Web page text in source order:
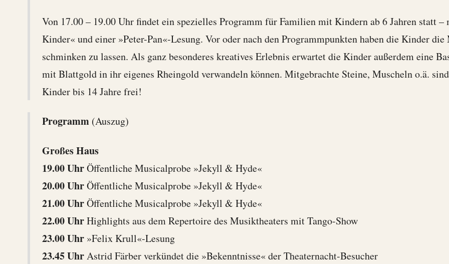
Von 17.00 – 19.00 Uhr findet ein spezielles Programm für Familien mit Kindern ab 6 Jahren statt
Kinder« und einer »Peter-Pan«-Lesung. Vor oder nach den Programmpunkten haben die Kinder
schminken zu lassen. Als ganz besonderes kreatives Erlebnis erwartet die Kinder außerdem eine
mit Blattgold in ihr eigenes Rheingold verwandeln können. Mitgebrachte Steine, Muscheln o.ä.
Kinder bis 14 Jahre frei!
Programm (Auszug)
Großes Haus
19.00 UhrÖffentliche Musicalprobe »Jekyll & Hyde«
20.00 UhrÖffentliche Musicalprobe »Jekyll & Hyde«
21.00 UhrÖffentliche Musicalprobe »Jekyll & Hyde«
22.00 UhrHighlights aus dem Repertoire des Musiktheaters mit Tango-Show
23.00 Uhr »Felix Krull«-Lesung
23.45 UhrAstrid Färber verkündet die »Bekenntnisse« der Theaternacht-Besucher